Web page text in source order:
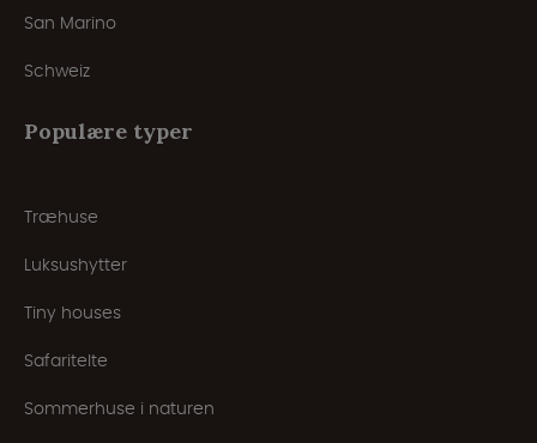
San Marino
Schweiz
Populære typer
Træhuse
Luksushytter
Tiny houses
Safaritelte
Sommerhuse i naturen